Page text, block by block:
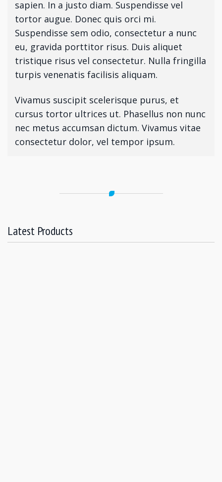
sapien. In a justo diam. Suspendisse vel
tortor augue. Donec quis orci mi.
Suspendisse sem odio, consectetur a nunc
eu, gravida porttitor risus. Duis aliquet
tristique risus vel consectetur. Nulla fringilla
turpis venenatis facilisis aliquam.
Vivamus suscipit scelerisque purus, et
cursus tortor ultrices ut. Phasellus non nunc
nec metus accumsan dictum. Vivamus vitae
consectetur dolor, vel tempor ipsum.
Latest Products